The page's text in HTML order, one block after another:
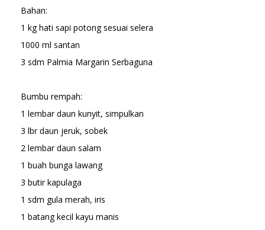
Bahan:
1 kg hati sapi potong sesuai selera
1000 ml santan
3 sdm Palmia Margarin Serbaguna
Bumbu rempah:
1 lembar daun kunyit, simpulkan
3 lbr daun jeruk, sobek
2 lembar daun salam
1 buah bunga lawang
3 butir kapulaga
1 sdm gula merah, iris
1 batang kecil kayu manis